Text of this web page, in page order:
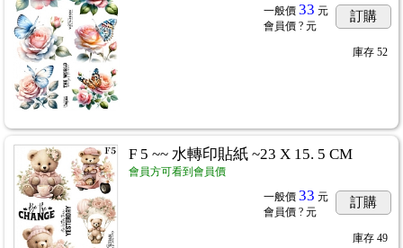
一般價 33 元
會員價 ? 元
訂購
庫存 52
F 5 ~~ 水轉印貼紙 ~23 X 15. 5 CM
會員方可看到會員價
一般價 33 元
會員價 ? 元
訂購
庫存 49